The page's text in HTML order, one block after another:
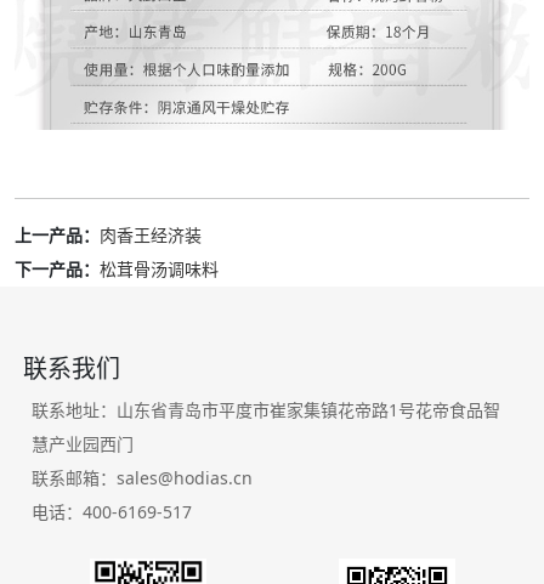
上一产品： 肉香王经济装
下一产品： 松茸骨汤调味料
联系我们
联系地址：山东省青岛市平度市崔家集镇花帝路1号花帝食品智
慧产业园西门
联系邮箱：sales@hodias.cn
电话：400-6169-517